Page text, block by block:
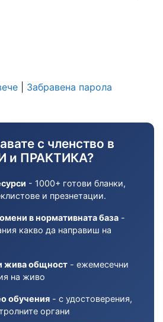
| Забравена парола
с членство в
и ПРАКТИКА?
- 1000+ готови бланки,
и презнетации.
в нормативната база -
какво да направиш на
жива общност - ежемесечни
на живо
обучения - с удостоверения,
органи